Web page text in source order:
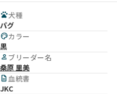
pets犬種
パグ
paletteカラー
黒
person ブリーダー名
桑原 里美
description血統書
JKC